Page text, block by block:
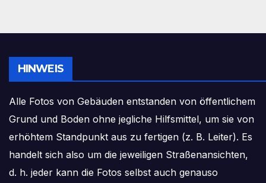
HINWEIS
Alle Fotos von Gebäuden entstanden von öffentlichem
Grund und Boden ohne jegliche Hilfsmittel, um sie von
erhöhtem Standpunkt aus zu fertigen (z. B. Leiter). Es
handelt sich also um die jeweiligen Straßenansichten,
d. h. jeder kann die Fotos selbst auch genauso